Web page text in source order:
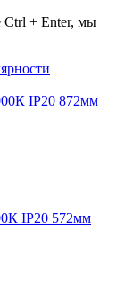
Ctrl + Enter, мы
IP20 872мм
IP20 572мм